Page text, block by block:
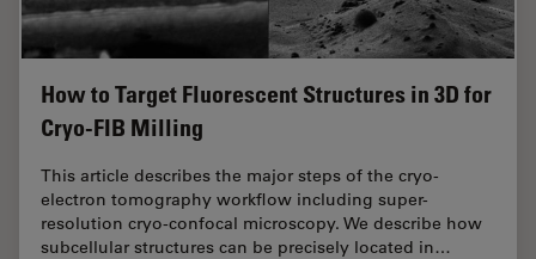
How to Target Fluorescent Structures in 3D for
Cryo-FIB Milling
This article describes the major steps of the cryo-
electron tomography workflow including super-
resolution cryo-confocal microscopy. We describe how
subcellular structures can be precisely located in…